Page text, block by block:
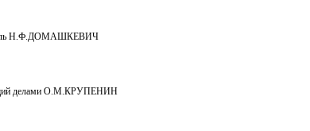
Н.Ф.ДОМАШКЕВИЧ
делами О.М.КРУПЕНИН